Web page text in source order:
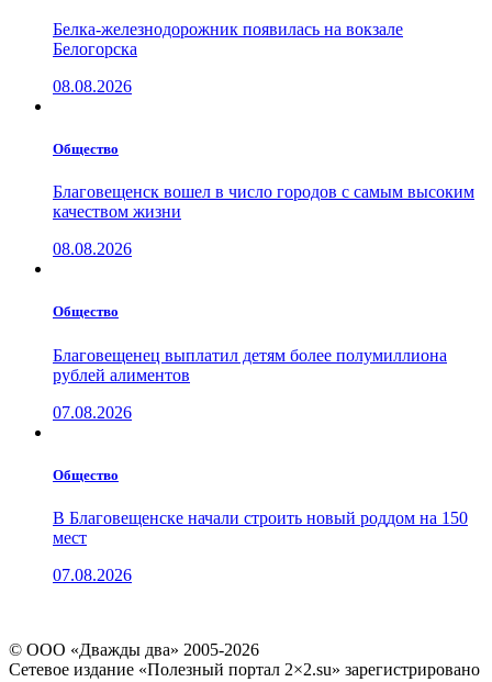
Белка-железнодорожник появилась на вокзале
Белогорска
08.08.2026
Общество
Благовещенск вошел в число городов с самым высоким
качеством жизни
08.08.2026
Общество
Благовещенец выплатил детям более полумиллиона
рублей алиментов
07.08.2026
Общество
В Благовещенске начали строить новый роддом на 150
мест
07.08.2026
© ООО «Дважды два» 2005-2026
Сетевое издание «Полезный портал 2×2.su» зарегистрировано